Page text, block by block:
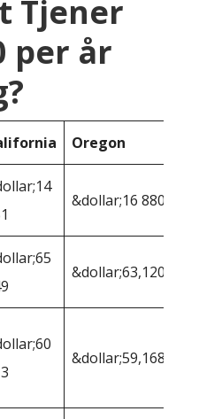
Tjener
per år
Oregon
&dollar;16 880
&dollar;63,120
&dollar;59,168